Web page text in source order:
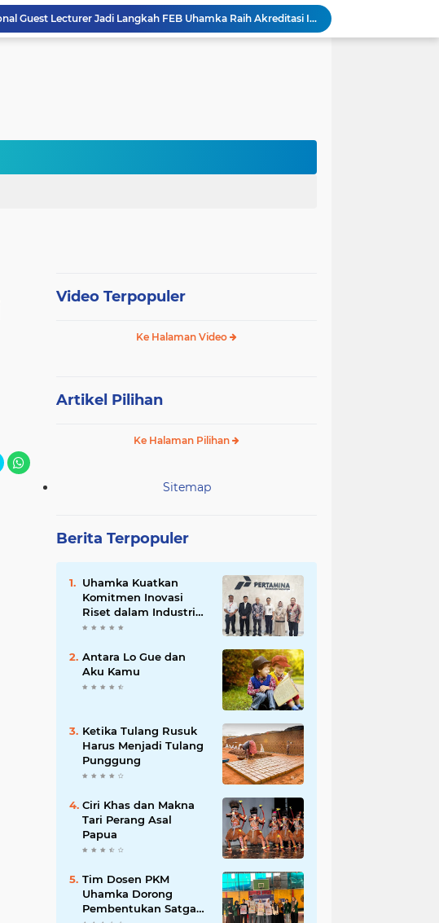
International Guest Lecturer Jadi Langkah FEB Uhamka Raih Akreditasi Internasional
Kemenag, Komdigi, dan Canva Bersinergi Perkuat Literasi Digital di Pendidikan Keagamaan
Rektor Uhamka Minta Dekan Baru Perkuat Akreditasi, SDM, dan Pengembangan FK
Video Terpopuler
Ke Halaman Video
Artikel Pilihan
Ke Halaman Pilihan
Sitemap
Berita Terpopuler
Uhamka Kuatkan
Komitmen Inovasi
Riset dalam Industri
dengan PT. Pertamina
Antara Lo Gue dan
Aku Kamu
Ketika Tulang Rusuk
Harus Menjadi Tulang
Punggung
Ciri Khas dan Makna
Tari Perang Asal
Papua
Tim Dosen PKM
Uhamka Dorong
Pembentukan Satgas